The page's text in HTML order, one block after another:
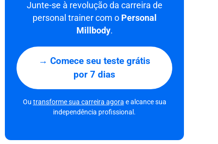
Junte-se à revolução da carreira de
personal trainer com o Personal
Millbody.
→ Comece seu teste grátis
por 7 dias
Ou transforme sua carreira agora e alcance sua
independência profissional.